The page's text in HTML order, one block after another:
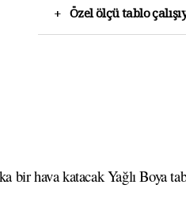
+ Özel ölçü tablo
hava katacak Yağlı Boya